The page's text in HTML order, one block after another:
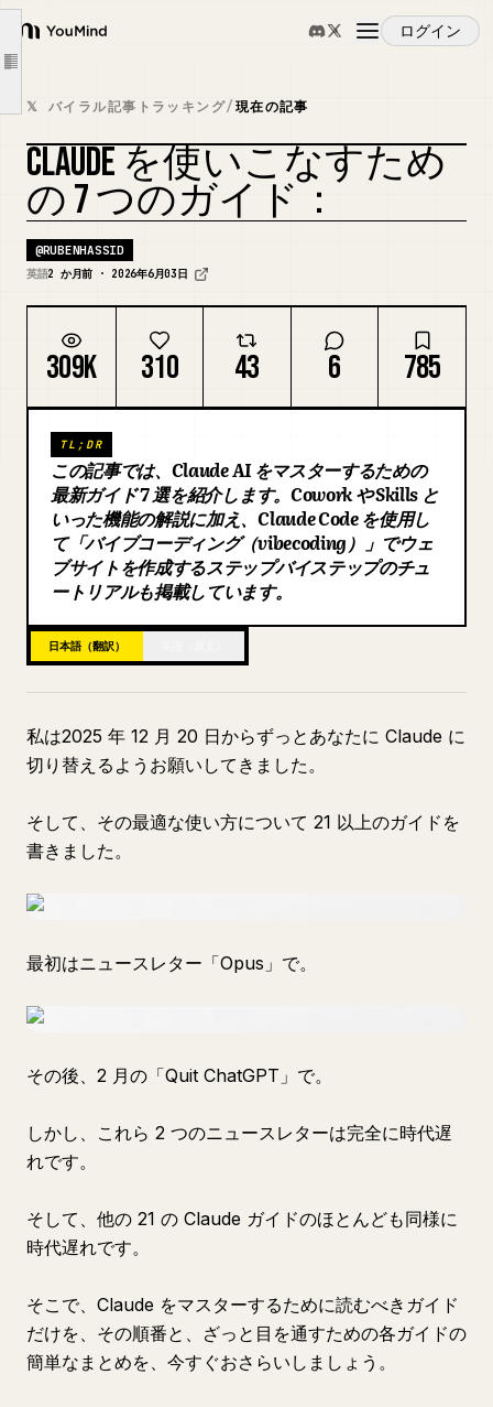
YouMind
ログイン
概要
ユースケース
スキル
プロンプト
料金
ダウンロード
ブログ
更新情報
Article outline
#4. Claude Skills。
#6. Claude Certified。
認定。
#7. AI っぽい話し方を避ける。
まずこれら 7 つを読んでください。しかし、1 つ足りません。
作者 Ruben からのメッセージ。
𝕏 バイラル記事トラッキング/現在の記事
カバーをリミックス
CLAUDE を使いこなすため
の 7 つのガイド：
@RUBENHASSID
英語2 か月前 · 2026年6月03日
309K 310 43 6 785
TL;DR
この記事では、Claude AI をマスターするための
最新ガイド 7 選を紹介します。Cowork や Skills と
いった機能の解説に加え、Claude Code を使用し
て「バイブコーディング（vibecoding）」でウェ
ブサイトを作成するステップバイステップのチュ
ートリアルも掲載しています。
日本語（翻訳）
私は2025 年 12 月 20 日からずっとあなたに Claude に
切り替えるようお願いしてきました。
そして、その最適な使い方について 21 以上のガイドを
書きました。
最初はニュースレター「Opus」で。
その後、2 月の「Quit ChatGPT」で。
しかし、これら 2 つのニュースレターは完全に時代遅
れです。
そして、他の 21 の Claude ガイドのほとんども同様に
時代遅れです。
そこで、Claude をマスターするために読むべきガイド
だけを、その順番と、ざっと目を通すための各ガイドの
簡単なまとめを、今すぐおさらいしましょう。